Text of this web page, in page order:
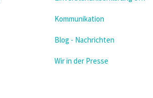
Kommunikation
Blog - Nachrichten
Wir in der Presse